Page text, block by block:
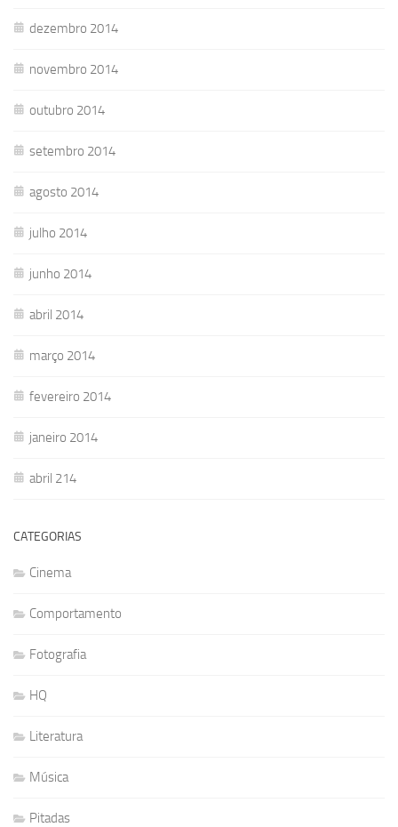
dezembro 2014
novembro 2014
outubro 2014
setembro 2014
agosto 2014
julho 2014
junho 2014
abril 2014
março 2014
fevereiro 2014
janeiro 2014
abril 214
CATEGORIAS
Cinema
Comportamento
Fotografia
HQ
Literatura
Música
Pitadas